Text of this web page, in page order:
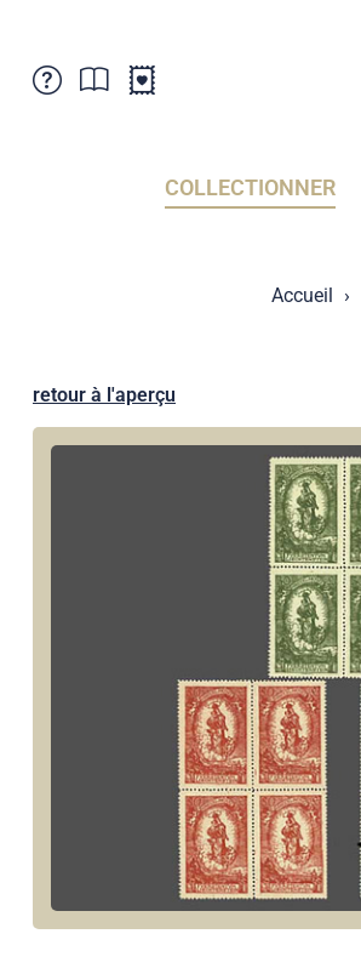
Points de vente
Sociétés de collectionneurs
Abonnement
Archives des timbrage
COLLECTIONNER
Accueil
retour à l'aperçu